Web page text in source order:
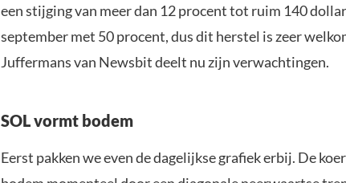
een stijging van meer dan 12 procent tot ruim 140
september met 50 procent, dus dit herstel is zeer
Juffermans van Newsbit deelt nu zijn verwachtingen.
SOL vormt bodem
Eerst pakken we even de dagelijkse grafiek erbij. De